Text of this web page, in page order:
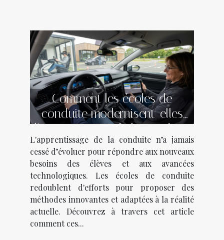
Comment les écoles de
conduite modernisent-elles
l'apprentissage de la conduite
?
L'apprentissage de la conduite n’a jamais
cessé d’évoluer pour répondre aux nouveaux
besoins des élèves et aux avancées
technologiques. Les écoles de conduite
redoublent d'efforts pour proposer des
méthodes innovantes et adaptées à la réalité
actuelle. Découvrez à travers cet article
comment ces...